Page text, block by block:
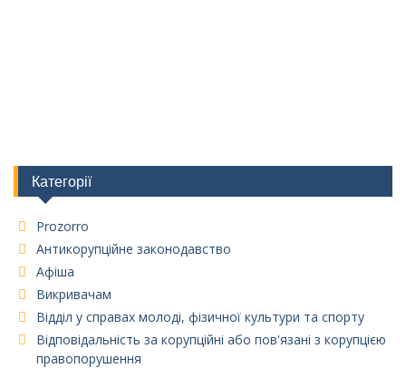
Категорії
Prozorro
Антикорупційне законодавство
Афіша
Викривачам
Відділ у справах молоді, фізичної культури та спорту
Відповідальність за корупційні або пов'язані з корупцією
правопорушення